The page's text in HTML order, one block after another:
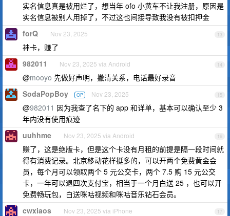
实名信息真是被用烂了，想当年 ofo 小黄车不让我注册，原因是
实名信息被别人用掉了，不过这也间接导致我没有被扣押金
13
forQ Nov 23, 2025
神卡，赚了
14
982011 Nov 23, 2025 via Android
@mooyo 先做好声明，撇清关系，电话最好录音
15
SodaPopBoy OP Nov 23, 2025
@982011 因为我查了名下的 app 和详单，基本可以确认至少 3
年内没有使用痕迹
16
uuhhme Nov 23, 2025 via Android
赚了，这是绝版卡，但是这个卡没有月租的前提是隔一段时间就
得有消费记录。北京移动花样挺多的，可以开两个免费黄金会
员，每个月可以领取两个 5 元公交卡，两个 7.5 购 15 元公交
卡，一年可以退四次支付宝，相当于一个月白送 25 ，也可以开
免费畅玩包，白送咪咕视频和咪咕音乐钻石会员。
17
cwxiaos Nov 23, 2025 via iPhone